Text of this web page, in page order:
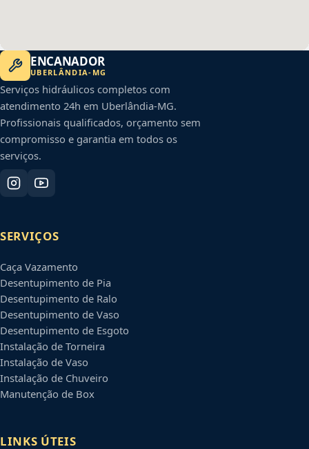
ENCANADOR
UBERLÂNDIA- MG
Serviços hidráulicos completos com
atendimento 24h em Uberlândia-MG.
Profissionais qualificados, orçamento sem
compromisso e garantia em todos os
serviços.
SERVIÇOS
Caça Vazamento
Desentupimento de Pia
Desentupimento de Ralo
Desentupimento de Vaso
Desentupimento de Esgoto
Instalação de Torneira
Instalação de Vaso
Instalação de Chuveiro
Manutenção de Box
LINKS ÚTEIS